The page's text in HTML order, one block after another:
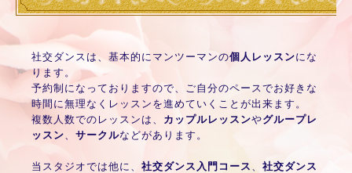
社交ダンスは、基本的にマンツーマンの個人レッスンにな
ります。
予約制になっておりますので、ご自分のペースでお好きな
時間に無理なくレッスンを進めていくことが出来ます。
複数人数でのレッスンは、 カップルレッスンやグループレ
ッスン
サークルなどがあります。
当スタジオでは他に、 社交ダンス入門コース
社交ダンス